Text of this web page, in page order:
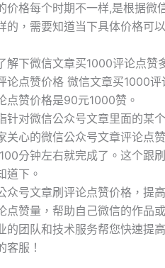
价格每个时期不一样,是根据微
的，需要知道当下具体价格可
解下微信文章买1000评论点赞
论点赞价格 微信文章买1000评
点赞价格是90元1000赞。
针对微信公众号文章里面的某
关心的微信公众号文章评论点
分钟左右就完成了。这个跟
道下。
众号文章刷评论点赞价格，提
点赞量，帮助自己微信的作品
的团队和技术服务帮您快速提
客服！